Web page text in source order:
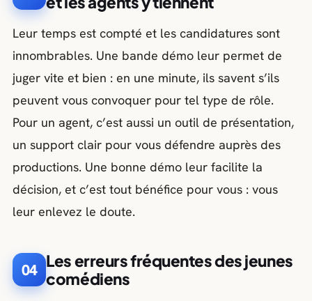
Leur temps est compté et les candidatures sont
innombrables. Une bande démo leur permet de
juger vite et bien : en une minute, ils savent s’ils
peuvent vous convoquer pour tel type de rôle.
Pour un agent, c’est aussi un outil de présentation,
un support clair pour vous défendre auprès des
productions. Une bonne démo leur facilite la
décision, et c’est tout bénéfice pour vous : vous
leur enlevez le doute.
04 Les erreurs fréquentes des jeunes
comédiens